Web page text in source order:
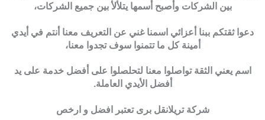
بين الشركات وأصبح أسمها يتلألأ بين جميع الشركات،
دعوا ثقتكم ببنا أعزائي اسمنا غني عن التعريف معنا أنتم في أيدي
أمينة كل ما تتمنوا سوف تجدوا معنا،
اسم يعني الثقة تواصلوا معنا لتحلصلوا على أفضل خدمة على يد
أفضل الأيدي العاملة.
شركة تريلانقل برى تعتبر افضل و ارخص